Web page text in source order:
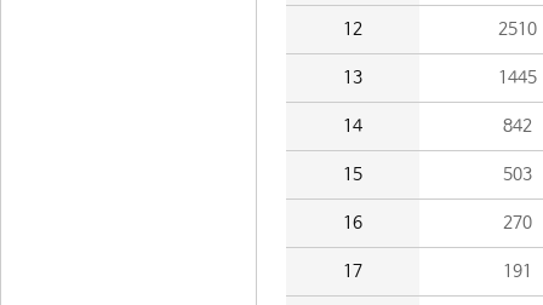
12 2510
13 1445
14 842
15 503
16 270
17 191